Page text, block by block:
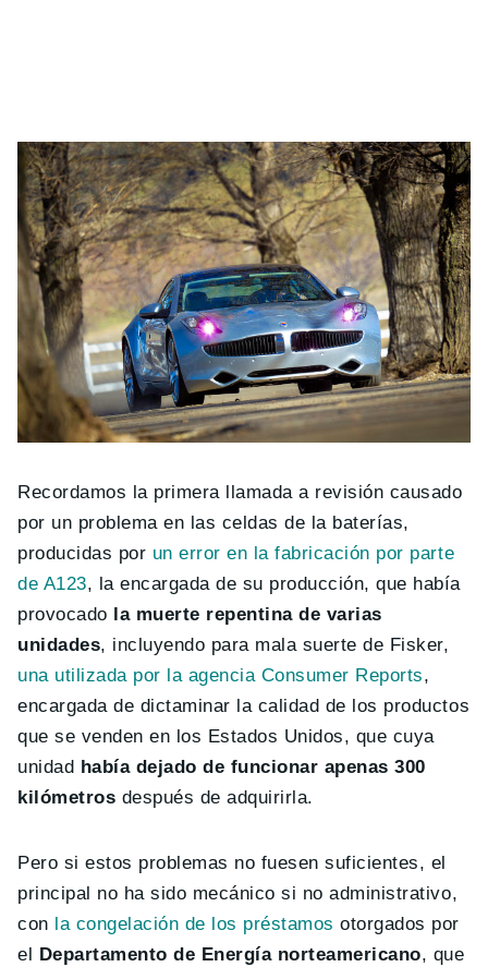
Recordamos la primera llamada a revisión causado
por un problema en las celdas de la baterías,
producidas por un error en la fabricación por parte
de A123, la encargada de su producción, que había
provocado la muerte repentina de varias
unidades, incluyendo para mala suerte de Fisker,
una utilizada por la agencia Consumer Reports,
encargada de dictaminar la calidad de los productos
que se venden en los Estados Unidos, que cuya
unidad había dejado de funcionar apenas 300
kilómetros después de adquirirla.
Pero si estos problemas no fuesen suficientes, el
principal no ha sido mecánico si no administrativo,
con la congelación de los préstamos otorgados por
el Departamento de Energía norteamericano, que